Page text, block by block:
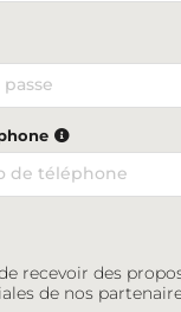
recevoir des
de nos